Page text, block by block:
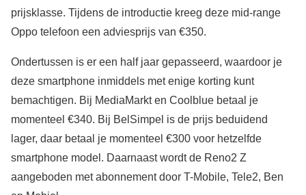
prijsklasse. Tijdens de introductie kreeg deze mid-range
Oppo telefoon een adviesprijs van €350.
Ondertussen is er een half jaar gepasseerd, waardoor je
deze smartphone inmiddels met enige korting kunt
bemachtigen. Bij MediaMarkt en Coolblue betaal je
momenteel €340. Bij BelSimpel is de prijs beduidend
lager, daar betaal je momenteel €300 voor hetzelfde
smartphone model. Daarnaast wordt de Reno2 Z
aangeboden met abonnement door T-Mobile, Tele2, Ben